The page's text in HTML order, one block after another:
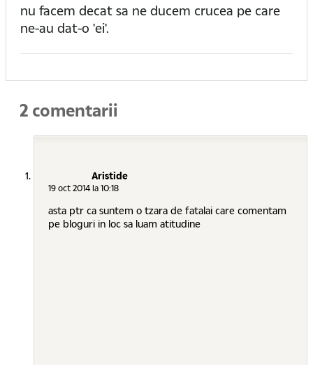
nu facem decat sa ne ducem crucea pe care
ne-au dat-o 'ei'.
2 comentarii
Aristide
19 oct 2014 la 10:18
asta ptr ca suntem o tzara de fatalai care comentam
pe bloguri in loc sa luam atitudine